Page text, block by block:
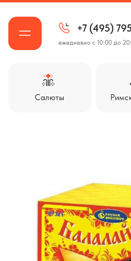
ежедневно с 10:00 до 20:00